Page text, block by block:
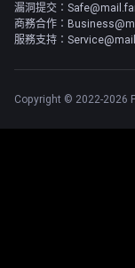
漏洞提交：
商務合作：
服務支持：
Copyright © 2022-2026